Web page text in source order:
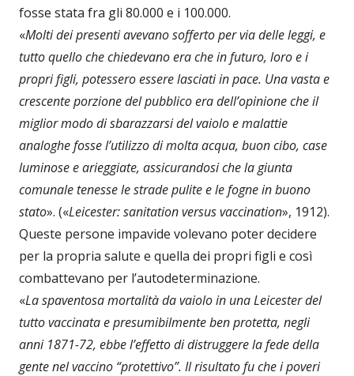
fosse stata fra gli 80.000 e i 100.000.
«Molti dei presenti avevano sofferto per via delle leggi, e
tutto quello che chiedevano era che in futuro, loro e i
propri figli, potessero essere lasciati in pace. Una vasta e
crescente porzione del pubblico era dell’opinione che il
miglior modo di sbarazzarsi del vaiolo e malattie
analoghe fosse l’utilizzo di molta acqua, buon cibo, case
luminose e arieggiate, assicurandosi che la giunta
comunale tenesse le strade pulite e le fogne in buono
stato». («Leicester: sanitation versus vaccination», 1912).
Queste persone impavide volevano poter decidere
per la propria salute e quella dei propri figli e così
combattevano per l’autodeterminazione.
«La spaventosa mortalità da vaiolo in una Leicester del
tutto vaccinata e presumibilmente ben protetta, negli
anni 1871-72, ebbe l’effetto di distruggere la fede della
gente nel vaccino “protettivo”. Il risultato fu che i poveri